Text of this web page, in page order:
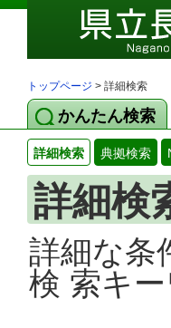
トップページ > 詳細検索
かんたん検索
詳細検索 典拠検索
詳細検
詳細な条
検 索キ